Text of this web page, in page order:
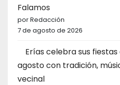
Falamos
por Redacción
7 de agosto de 2026
Erías celebra sus
agosto con tradición,
vecinal